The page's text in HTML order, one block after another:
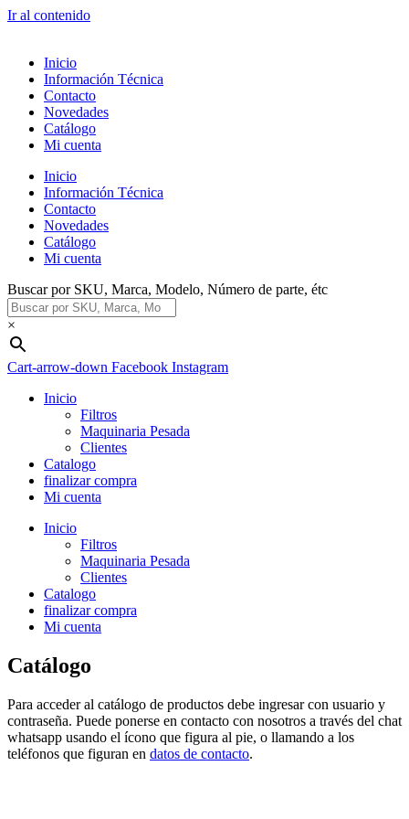
Ir al contenido
Inicio
Información Técnica
Contacto
Novedades
Catálogo
Mi cuenta
Inicio
Información Técnica
Contacto
Novedades
Catálogo
Mi cuenta
Buscar por SKU, Marca, Modelo, Número de parte, étc
×
Cart-arrow-down Facebook Instagram
Inicio
Filtros
Maquinaria Pesada
Clientes
Catalogo
finalizar compra
Mi cuenta
Inicio
Filtros
Maquinaria Pesada
Clientes
Catalogo
finalizar compra
Mi cuenta
Catálogo
Para acceder al catálogo de productos debe ingresar con usuario y
contraseña. Puede ponerse en contacto con nosotros a través del chat
whatsapp usando el ícono que figura al pie, o llamando a los
teléfonos que figuran en datos de contacto.